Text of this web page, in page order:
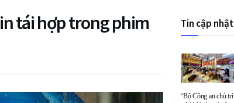
tái hợp trong phim
Tin cập nhật
‘Bộ Công an chủ trì